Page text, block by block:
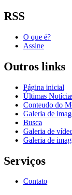
RSS
O que é?
Assine
Outros links
Página inicial
Últimas
Conteudo do
Galeria de
Busca
Galeria de
Galeria de
Serviços
Contato